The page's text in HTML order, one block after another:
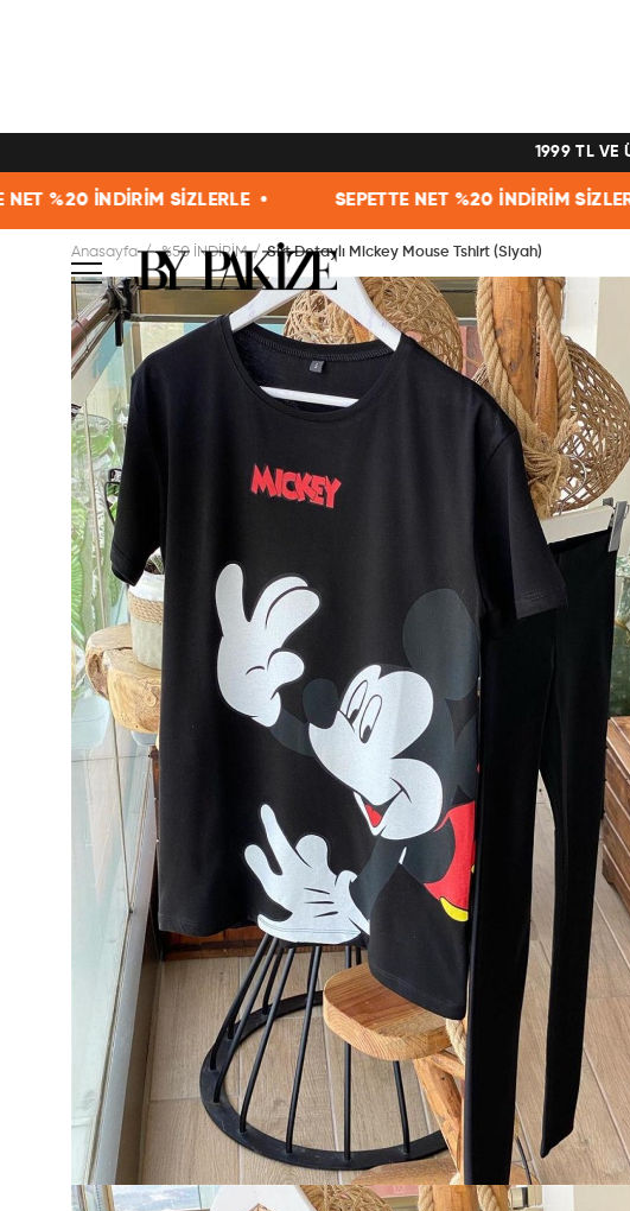
1999 TL VE
• SEPETTE NET %20 İNDİRİM SİZLERLE •
Anasayfa %50 İNDİRİM Sırt Detaylı Mickey Mouse Tshirt (Siyah)